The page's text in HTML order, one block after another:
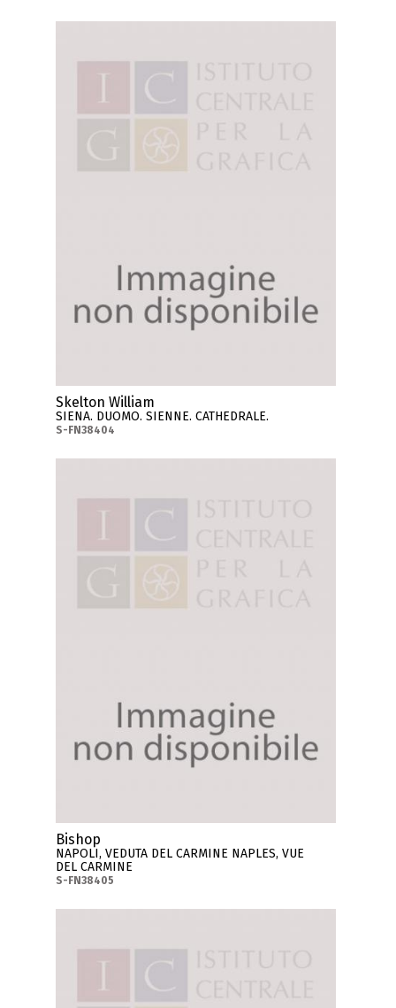
Skelton William
SIENA. DUOMO. SIENNE. CATHEDRALE.
S-FN38404
Bishop
NAPOLI, VEDUTA DEL CARMINE NAPLES, VUE
DEL CARMINE
S-FN38405